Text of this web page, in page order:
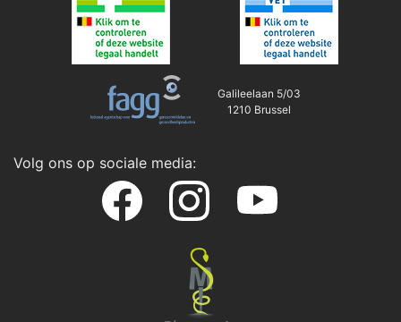
Galileelaan 5/03
1210 Brussel
Volg ons op sociale media: